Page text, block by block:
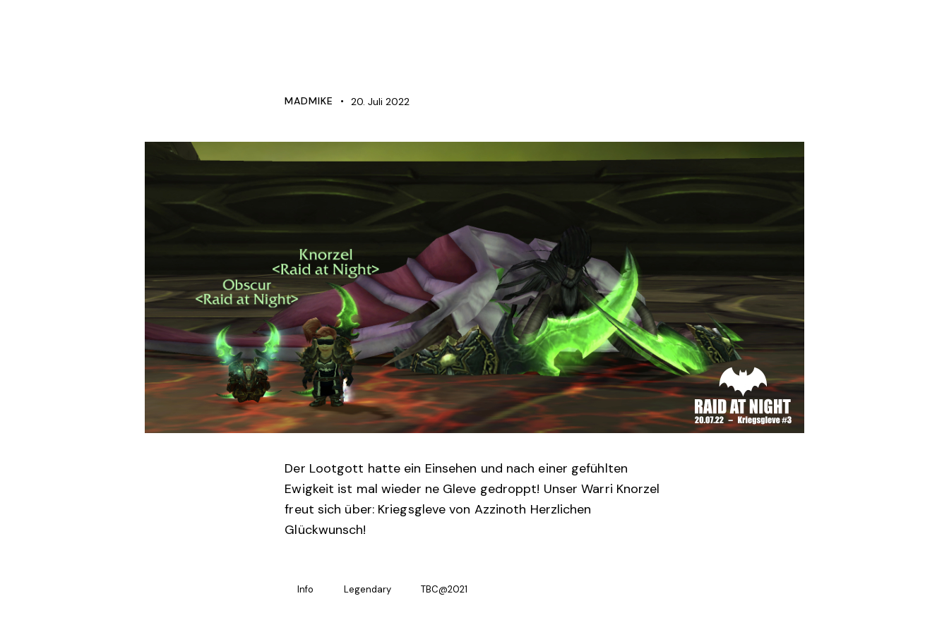
MADMIKE 20. Juli 2022
Der Lootgott hatte ein Einsehen und nach einer gefühlten
Ewigkeit ist mal wieder ne Gleve gedroppt! Unser Warri Knorzel
freut sich über: Kriegsgleve von Azzinoth Herzlichen
Glückwunsch!
Info Legendary TBC@2021